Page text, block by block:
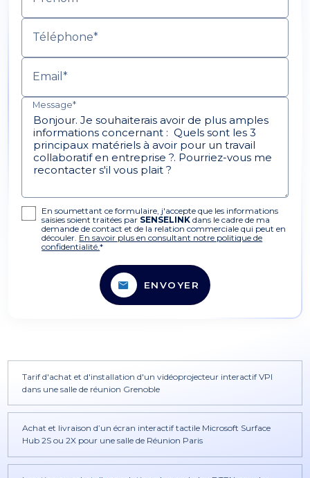
Téléphone*
Email*
Message*
En soumettant ce formulaire, j'accepte que les informations
saisies soient traitées par SENSELINK dans le cadre de ma
demande de contact et de la relation commerciale qui peut en
découler. En savoir plus en consultant notre politique de
confidentialité.*
ENVOYER
Tarif d'achat et d'installation d'un vidéoprojecteur interactif VPI
dans une salle de réunion Grenoble
Achat et livraison d’un écran interactif tactile Microsoft Surface
Hub 2S ou 2X pour une salle de Réunion Paris